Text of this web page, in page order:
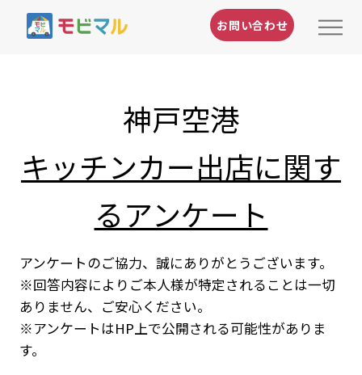
お問い合わせ
神戸空港
キッチンカー出店に関す
るアンケート
アンケートのご協力、誠にありがとうございます。
※回答内容によりご本人様が特定されることは一切
ありません、ご安心ください。
※アンケートはHP上で公開される可能性がありま
す。